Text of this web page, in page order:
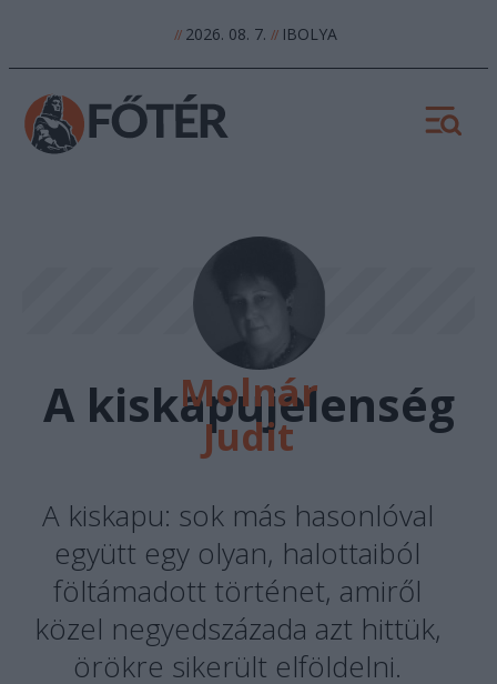
//2026. 08. 7. //IBOLYA
Molnár
Judit
A kiskapujelenség
A kiskapu: sok más hasonlóval
együtt egy olyan, halottaiból
föltámadott történet, amiről
közel negyedszázada azt hittük,
örökre sikerült elföldelni.